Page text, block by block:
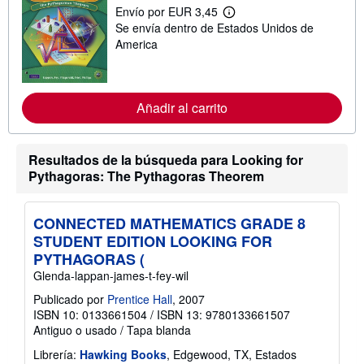
e
l
f
a
d
e
í
o
Envío por EUR 3,45
M
á
o
a
ó
n
o
r
e
l
r
i
s
Se envía dentro de Estados Unidos de
America
Añadir al carrito
Resultados de la búsqueda para Looking for
Pythagoras: The Pythagoras Theorem
CONNECTED MATHEMATICS GRADE 8
STUDENT EDITION LOOKING FOR
PYTHAGORAS (
Glenda-lappan-james-t-fey-wil
Publicado por Prentice Hall, 2007
ISBN 10: 0133661504 / ISBN 13: 9780133661507
Antiguo o usado / Tapa blanda
Librería: Hawking Books, Edgewood, TX, Estados